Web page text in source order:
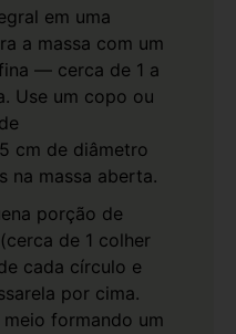
em uma
a massa com um
— cerca de 1 a
Use um copo ou
cm de diâmetro
na massa aberta.
porção de
de 1 colher
cada círculo e
por cima.
formando um